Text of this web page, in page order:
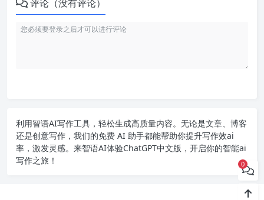
评论（没有评论）
利用智语AI写作工具，轻松生成高质量内容。无论是文章、博客
还是创意写作，我们的免费 AI 助手都能帮助你提升写作效ai
率，激发灵感。来智语AI体验ChatGPT中文版 ，开启你的智能ai
写作之旅！
0